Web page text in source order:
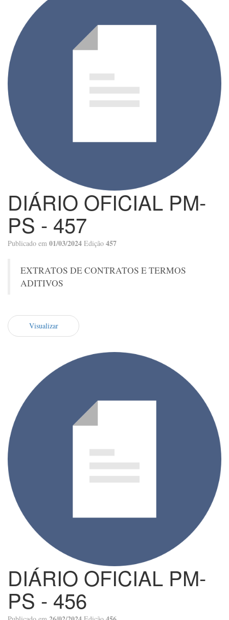
DIÁRIO OFICIAL PM-
PS - 457
Publicado em 01/03/2024 Edição 457
EXTRATOS DE CONTRATOS E TERMOS
ADITIVOS
Visualizar
DIÁRIO OFICIAL PM-
PS - 456